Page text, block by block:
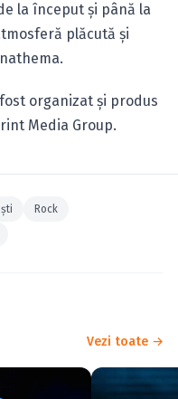
la început şi până la
plăcută şi
organizat şi produs
Media Group.
Rock
Vezi toate →